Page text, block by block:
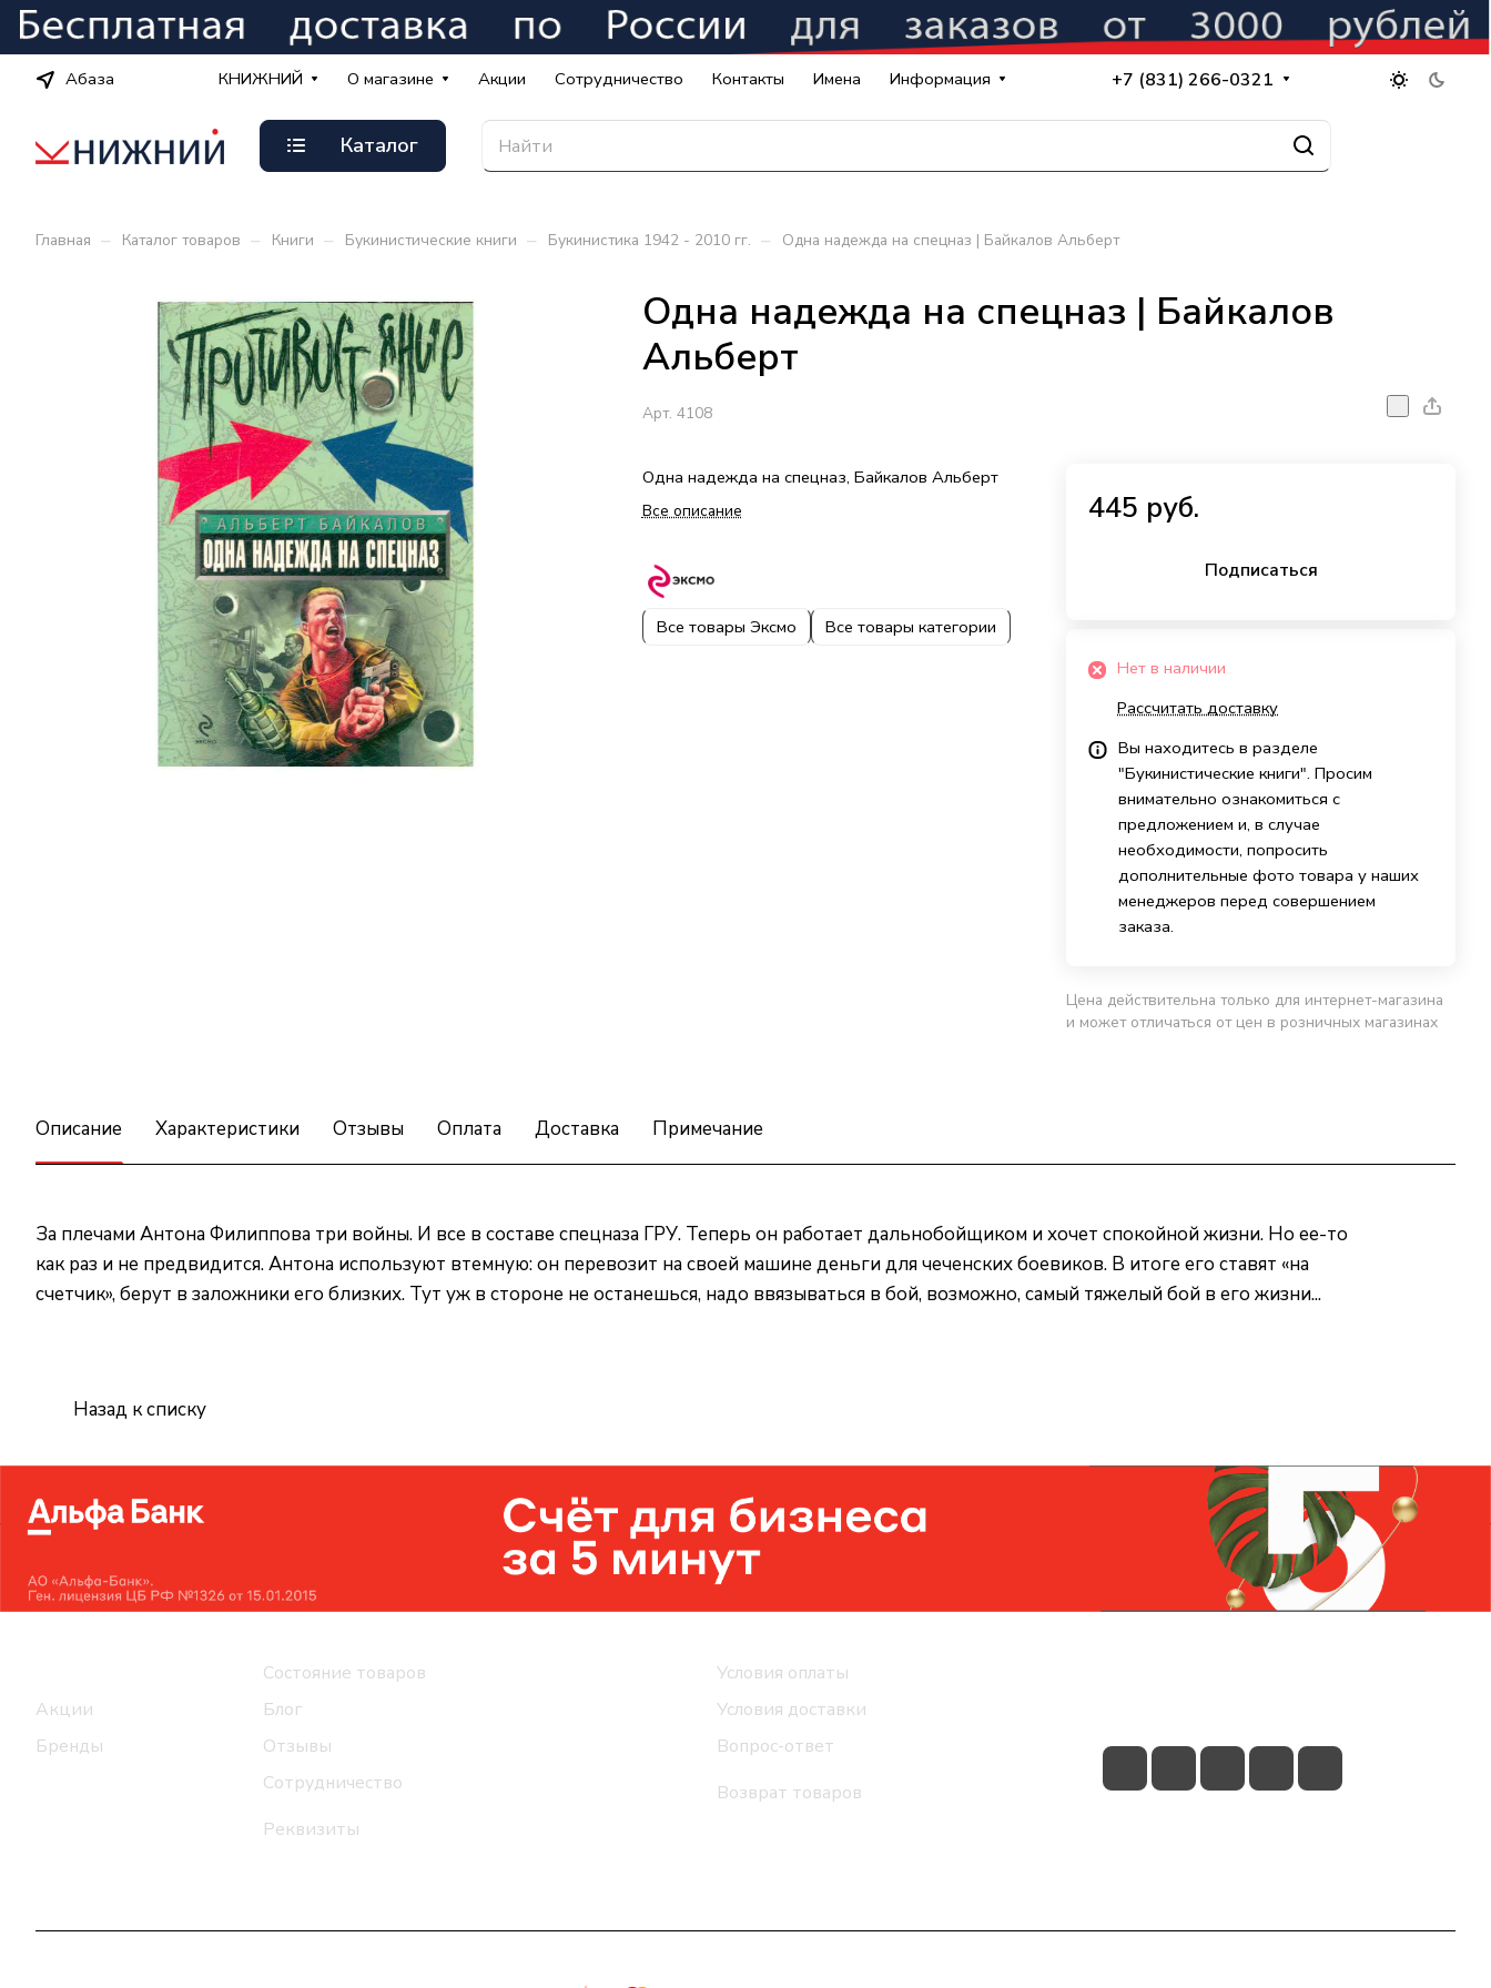
Абаза КНИЖНИЙ О магазине Акции Сотрудничество Контакты Имена Информация +7 (831) 266-0321
Каталог
Главная – Каталог товаров – Книги – Букинистические книги – Букинистика 1942 - 2010 гг. – Одна надежда на спецназ | Байкалов Альберт
Одна надежда на спецназ | Байкалов
Альберт
Арт. 4108
Одна надежда на спецназ, Байкалов Альберт
Все описание
Все товары Эксмо Все товары категории
445 руб.
Подписаться
Нет в наличии
Рассчитать доставку
Вы находитесь в разделе
"Букинистические книги". Просим
внимательно ознакомиться с
предложением и, в случае
необходимости, попросить
дополнительные фото товара у наших
менеджеров перед совершением
заказа.
Цена действительна только для интернет-магазина
и может отличаться от цен в розничных магазинах
Описание Характеристики Отзывы Оплата Доставка Примечание
За плечами Антона Филиппова три войны. И все в составе спецназа ГРУ. Теперь он работает дальнобойщиком и хочет спокойной жизни. Но ее-то
как раз и не предвидится. Антона используют втемную: он перевозит на своей машине деньги для чеченских боевиков. В итоге его ставят «на
счетчик», берут в заложники его близких. Тут уж в стороне не останешься, надо ввязываться в бой, возможно, самый тяжелый бой в его жизни...
Назад к списку
Акции
Бренды
Состояние товаров
Блог
Отзывы
Сотрудничество
Реквизиты
Условия оплаты
Условия доставки
Вопрос-ответ
Возврат товаров